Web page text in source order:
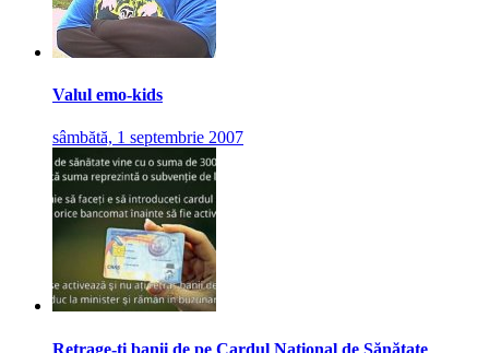
Valul emo-kids
sâmbătă, 1 septembrie 2007
Retrage-ți banii de pe Cardul National de Sănătate